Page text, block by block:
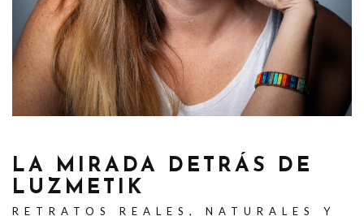
LA MIRADA DETRÁS DE
LUZMETIK
RETRATOS REALES, NATURALES Y